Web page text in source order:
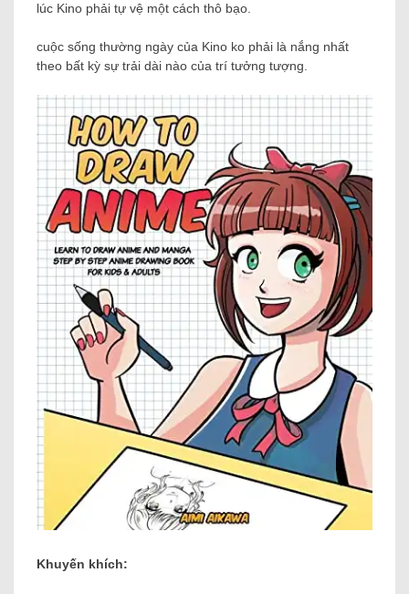
lúc Kino phải tự vệ một cách thô bạo.
cuộc sống thường ngày của Kino ko phải là nắng nhất
theo bất kỳ sự trải dài nào của trí tưởng tượng.
Khuyến khích: